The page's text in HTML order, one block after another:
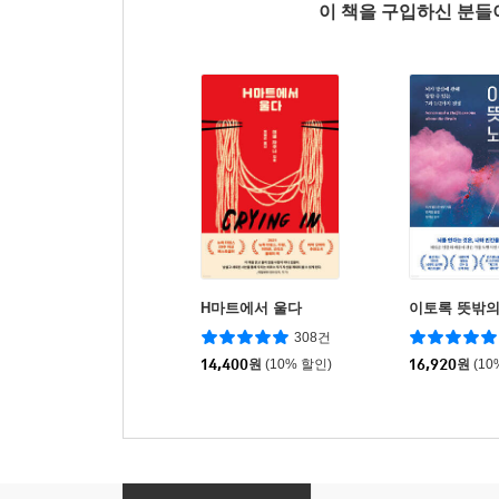
이 책을 구입하신 분
H마트에서 울다
308건
14,400원 (10% 할인)
이토록 뜻밖
16,920원